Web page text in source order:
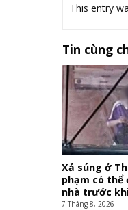
This entry
Tin cùng
Xả súng ở
phạm có thể
nhà trước
7 Tháng 8, 2026